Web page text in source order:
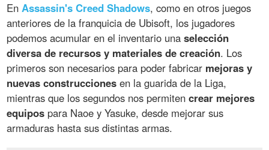
EnAssassin's Creed Shadows, como en otros juegos
anteriores de la franquicia de Ubisoft, los jugadores
podemos acumular en el inventario unaselección
diversa de recursos y materiales de creación. Los
primeros son necesarios para poder fabricar mejoras y
nuevas construcciones en la guarida de la Liga,
mientras que los segundos nos permitencrear mejores
equipos para Naoe y Yasuke, desde mejorar sus
armaduras hasta sus distintas armas.